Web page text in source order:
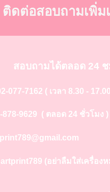
ติดต่อสอบถามเพิ่ม
สอบถามได้ตลอด 24
077-7162 ( เวลา 8.30 -
878-9629 ( ตลอด 24 ชั่วโมง )
(อย่าลืมใส่เครื่อง